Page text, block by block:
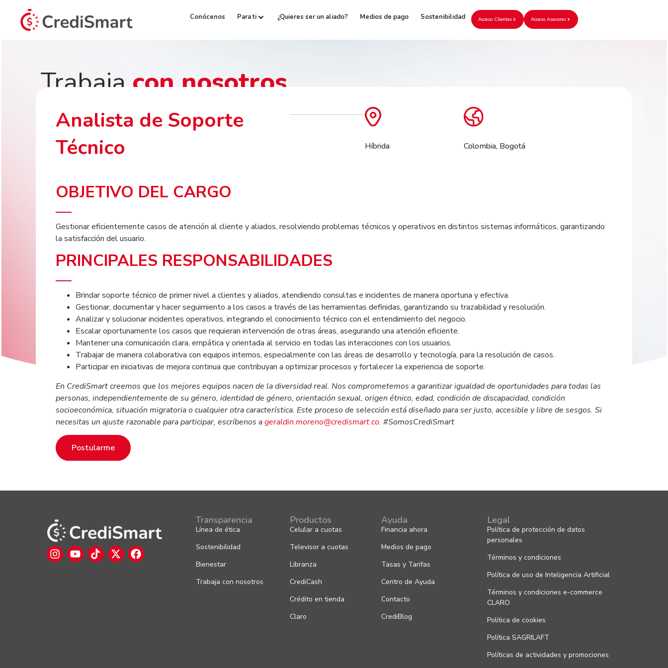
Conócenos Para ti ¿Quieres ser un aliado? Medios de pago Sostenibilidad Acceso Clientes Acceso Asesores
Trabaja con nosotros
Analista de Soporte
Técnico
Híbrida Colombia, Bogotá
OBJETIVO DEL CARGO
Gestionar eficientemente casos de atención al cliente y aliados, resolviendo problemas técnicos y operativos en distintos sistemas informáticos, garantizando
la satisfacción del usuario.
PRINCIPALES RESPONSABILIDADES
Brindar soporte técnico de primer nivel a clientes y aliados, atendiendo consultas e incidentes de manera oportuna y efectiva.
Gestionar, documentar y hacer seguimiento a los casos a través de las herramientas definidas, garantizando su trazabilidad y resolución.
Analizar y solucionar incidentes operativos, integrando el conocimiento técnico con el entendimiento del negocio.
Escalar oportunamente los casos que requieran intervención de otras áreas, asegurando una atención eficiente.
Mantener una comunicación clara, empática y orientada al servicio en todas las interacciones con los usuarios.
Trabajar de manera colaborativa con equipos internos, especialmente con las áreas de desarrollo y tecnología, para la resolución de casos.
Participar en iniciativas de mejora continua que contribuyan a optimizar procesos y fortalecer la experiencia de soporte.
En CrediSmart creemos que los mejores equipos nacen de la diversidad real. Nos comprometemos a garantizar igualdad de oportunidades para todas las
personas, independientemente de su género, identidad de género, orientación sexual, origen étnico, edad, condición de discapacidad, condición
socioeconómica, situación migratoria o cualquier otra característica. Este proceso de selección está diseñado para ser justo, accesible y libre de sesgos. Si
necesitas un ajuste razonable para participar, escríbenos ageraldin.moreno@credismart.co. #SomosCrediSmart
Postularme
Transparencia
Línea de ética
Sostenibilidad
Bienestar
Trabaja con nosotros
Productos
Celular a cuotas
Televisor a cuotas
Libranza
CrediCash
Crédito en tienda
Claro
Ayuda
Financia ahora
Medios de pago
Tasas y Tarifas
Centro de Ayuda
Contacto
CrediBlog
Legal
Política de protección de datos
personales
Términos y condiciones
Política de uso de Inteligencia Artificial
Términos y condiciones e-commerce
CLARO
Política de cookies
Política SAGRILAFT
Políticas de actividades y promociones